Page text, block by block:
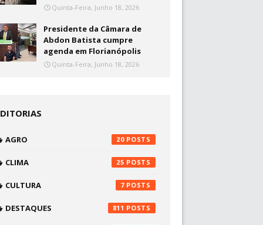
Quinta-Feira, Junho 18, 2026
Presidente da Câmara de
Abdon Batista cumpre
agenda em Florianópolis
Quinta-Feira, Junho 18, 2026
AGRO 20
CLIMA 25
CULTURA 7
DESTAQUES 811